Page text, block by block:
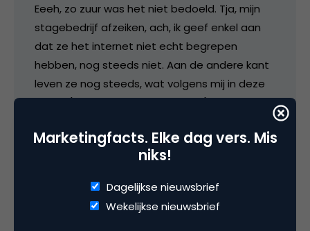
Eeeh, zo zuur was het niet bedoeld. Tja, mijn
stagebedrijf afzeiken, ach, ik geef enkel aan
dat ze het internet niet echt begrepen
hebben, nog steeds niet. Aan de andere kant
leven ze nog steeds, wat volgens mij in deze
markt (zeker als je niet innoveert) al een
@Marco: volgens mij zitten er een aantal
als je per post iemand benaderd voor een
online onderzoek (met zelfs de suggestie
Marketingfacts. Elke dag vers. Mis
niks!
Dagelijkse nieuwsbrief
Wekelijkse nieuwsbrief